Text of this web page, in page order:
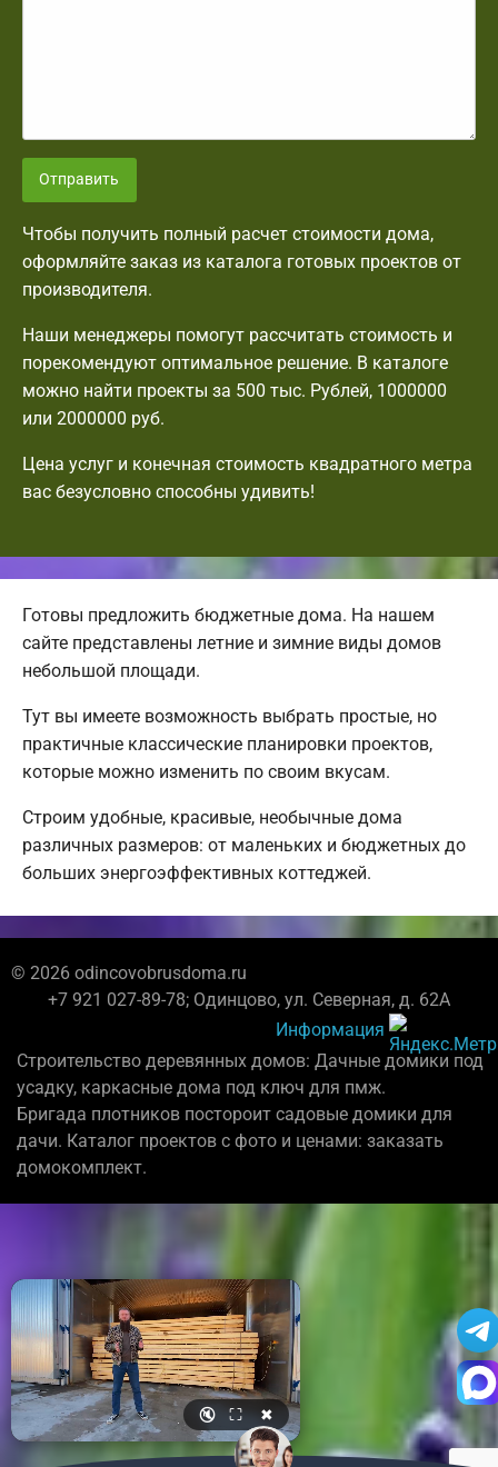
Отправить
Чтобы получить полный расчет стоимости дома,
оформляйте заказ из каталога готовых проектов от
производителя.
Наши менеджеры помогут рассчитать стоимость и
порекомендуют оптимальное решение. В каталоге
можно найти проекты за 500 тыс. Рублей, 1000000
или 2000000 руб.
Цена услуг и конечная стоимость квадратного метра
вас безусловно способны удивить!
Готовы предложить бюджетные дома. На нашем
сайте представлены летние и зимние виды домов
небольшой площади.
Тут вы имеете возможность выбрать простые, но
практичные классические планировки проектов,
которые можно изменить по своим вкусам.
Строим удобные, красивые, необычные дома
различных размеров: от маленьких и бюджетных до
больших энергоэффективных коттеджей.
© 2026 odincovobrusdoma.ru
+7 921 027-89-78; Одинцово, ул. Северная, д. 62А
Информация
Строительство деревянных домов: Дачные домики под
усадку, каркасные дома под ключ для пмж.
Бригада плотников постороит садовые домики для
дачи. Каталог проектов с фото и ценами: заказать
домокомплект.
🔇 ⛶ ✖